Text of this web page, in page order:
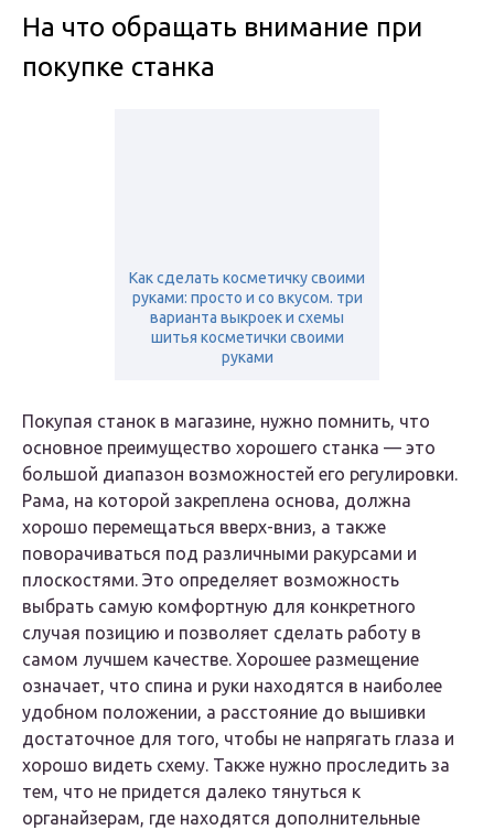
На что обращать внимание при
покупке станка
Как сделать косметичку своими
руками: просто и со вкусом. три
варианта выкроек и схемы
шитья косметички своими
руками
Покупая станок в магазине, нужно помнить, что
основное преимущество хорошего станка — это
большой диапазон возможностей его регулировки.
Рама, на которой закреплена основа, должна
хорошо перемещаться вверх-вниз, а также
поворачиваться под различными ракурсами и
плоскостями. Это определяет возможность
выбрать самую комфортную для конкретного
случая позицию и позволяет сделать работу в
самом лучшем качестве. Хорошее размещение
означает, что спина и руки находятся в наиболее
удобном положении, а расстояние до вышивки
достаточное для того, чтобы не напрягать глаза и
хорошо видеть схему. Также нужно проследить за
тем, что не придется далеко тянуться к
органайзерам, где находятся дополнительные